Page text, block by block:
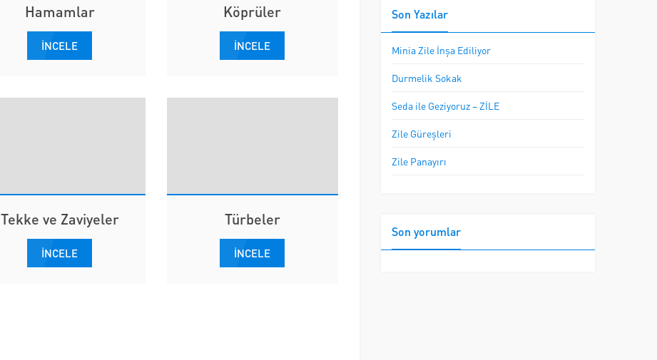
Hamamlar
İNCELE
Köprüler
İNCELE
Tekke ve Zaviyeler
İNCELE
Türbeler
İNCELE
Son Yazılar
Minia Zile İnşa Ediliyor
Durmelik Sokak
Seda ile Geziyoruz – ZİLE
Zile Güreşleri
Zile Panayırı
Son yorumlar